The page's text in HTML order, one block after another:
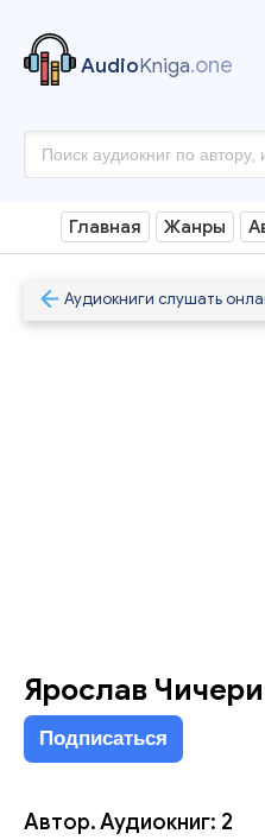
AudioKniga.one
Главная Жанры
Аудиокниги слушать
Ярослав
Подписаться
Автор. Аудиокниг: 2